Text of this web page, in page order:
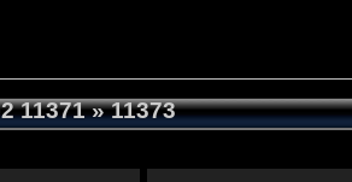
11371» 11373